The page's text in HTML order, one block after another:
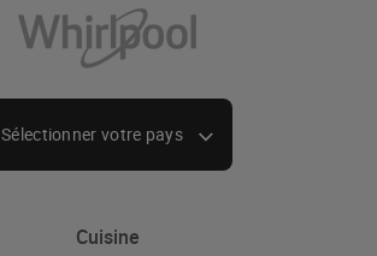
Sélectionner votre pays
Cuisine